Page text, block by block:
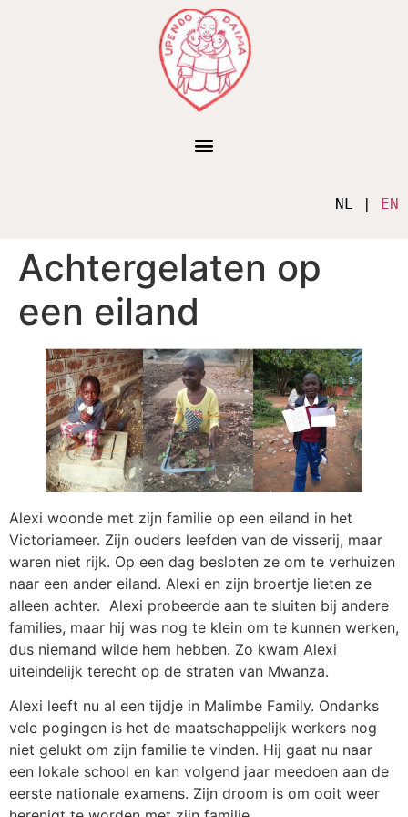
NL | EN
Achtergelaten op
een eiland
Alexi woonde met zijn familie op een eiland in het
Victoriameer. Zijn ouders leefden van de visserij, maar
waren niet rijk. Op een dag besloten ze om te verhuizen
naar een ander eiland. Alexi en zijn broertje lieten ze
alleen achter. Alexi probeerde aan te sluiten bij andere
families, maar hij was nog te klein om te kunnen werken,
dus niemand wilde hem hebben. Zo kwam Alexi
uiteindelijk terecht op de straten van Mwanza.
Alexi leeft nu al een tijdje in Malimbe Family. Ondanks
vele pogingen is het de maatschappelijk werkers nog
niet gelukt om zijn familie te vinden. Hij gaat nu naar
een lokale school en kan volgend jaar meedoen aan de
eerste nationale examens. Zijn droom is om ooit weer